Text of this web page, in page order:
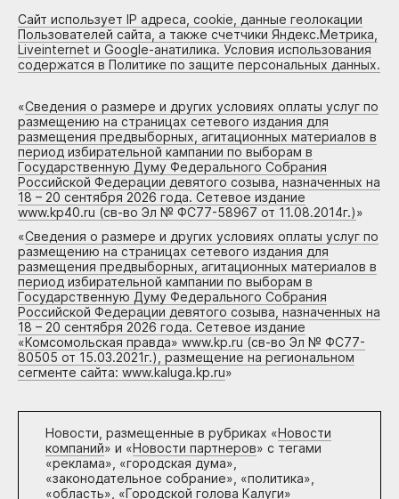
Сайт использует IP адреса, cookie, данные геолокации
Пользователей сайта, а также счетчики Яндекс.Метрика,
Liveinternet и Google-анатилика. Условия использования
содержатся в Политике по защите персональных данных.
«Сведения о размере и других условиях оплаты услуг по
размещению на страницах сетевого издания для
размещения предвыборных, агитационных материалов в
период избирательной кампании по выборам в
Государственную Думу Федерального Собрания
Российской Федерации девятого созыва, назначенных на
18 – 20 сентября 2026 года. Сетевое издание
www.kp40.ru (св-во Эл № ФС77-58967 от 11.08.2014г.)»
«Сведения о размере и других условиях оплаты услуг по
размещению на страницах сетевого издания для
размещения предвыборных, агитационных материалов в
период избирательной кампании по выборам в
Государственную Думу Федерального Собрания
Российской Федерации девятого созыва, назначенных на
18 – 20 сентября 2026 года. Сетевое издание
«Комсомольская правда» www.kp.ru (св-во Эл № ФС77-
80505 от 15.03.2021г.), размещение на региональном
сегменте сайта: www.kaluga.kp.ru»
Новости, размещенные в рубриках «Новости
компаний» и «Новости партнеров» с тегами
«реклама», «городская дума»,
«законодательное собрание», «политика»,
«область», «Городской голова Калуги»